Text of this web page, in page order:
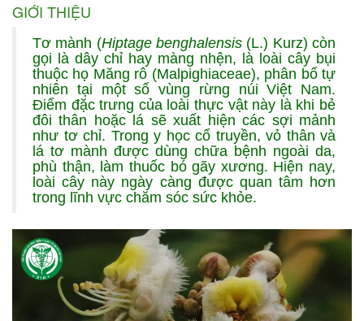
GIỚI THIỆU
Tơ mành (Hiptage benghalensis (L.) Kurz) còn
gọi là dây chỉ hay màng nhện, là loài cây bụi
thuộc họ Măng rô (Malpighiaceae), phân bố tự
nhiên tại một số vùng rừng núi Việt Nam.
Điểm đặc trưng của loài thực vật này là khi bẻ
đôi thân hoặc lá sẽ xuất hiện các sợi mảnh
như tơ chỉ. Trong y học cổ truyền, vỏ thân và
lá tơ mành được dùng chữa bệnh ngoài da,
phù thận, làm thuốc bó gãy xương. Hiện nay,
loài cây này ngày càng được quan tâm hơn
trong lĩnh vực chăm sóc sức khỏe.